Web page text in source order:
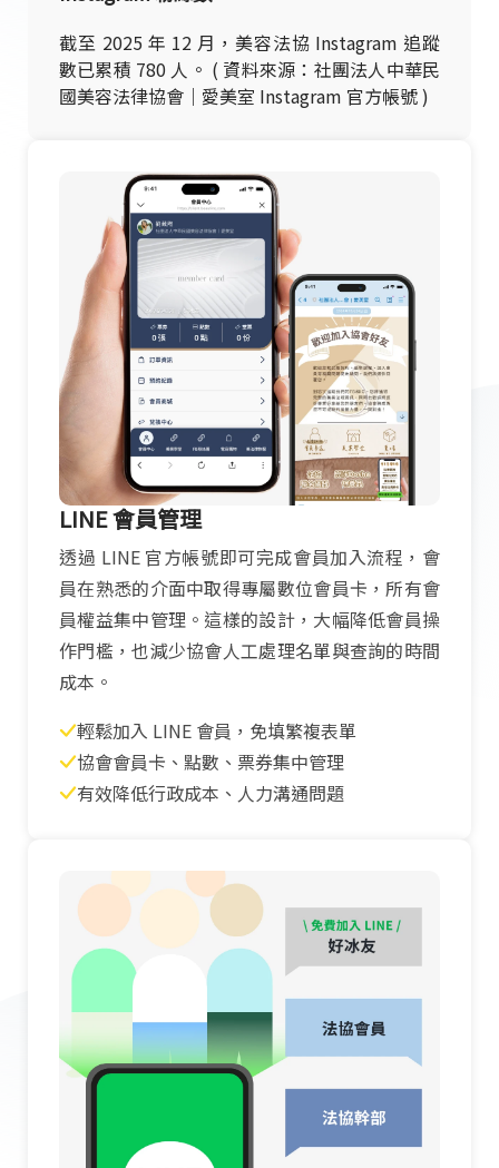
截至 2025 年 12 月，美容法協 Instagram 追蹤
數已累積 780 人。 ( 資料來源：社團法人中華民
國美容法律協會｜愛美室 Instagram 官方帳號 )
LINE 會員管理
透過 LINE 官方帳號即可完成會員加入流程，會
員在熟悉的介面中取得專屬數位會員卡，所有會
員權益集中管理。這樣的設計，大幅降低會員操
作門檻，也減少協會人工處理名單與查詢的時間
成本。
輕鬆加入 LINE 會員，免填繁複表單
協會會員卡、點數、票券集中管理
有效降低行政成本、人力溝通問題